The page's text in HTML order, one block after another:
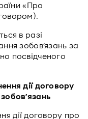
«Про
в разі
зобов’язань за
посвідченого
дії договору
дії договору про